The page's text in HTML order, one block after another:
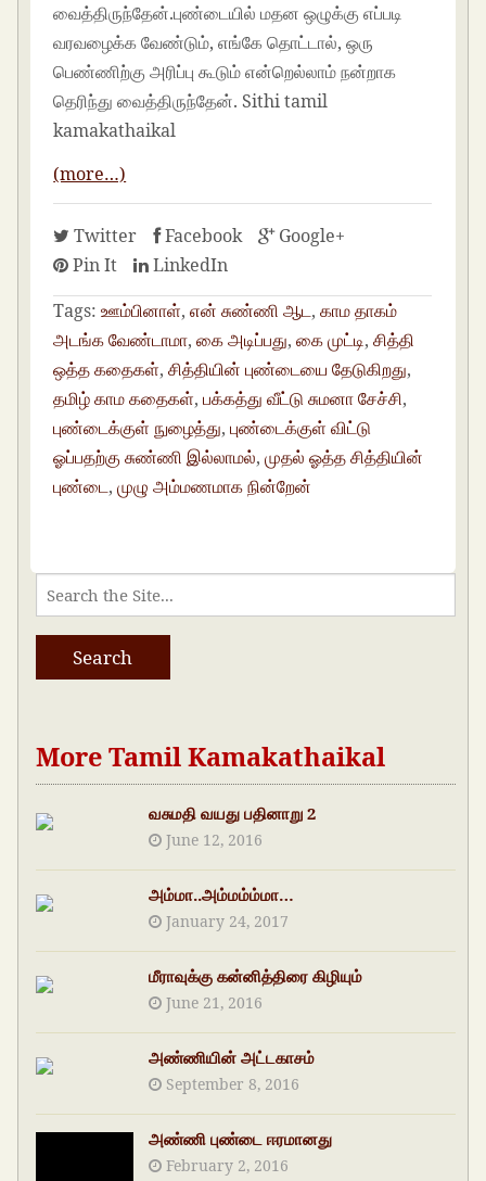
வைத்திருந்தேன்.புண்டையில் மதன ஒழுக்கு எப்படி
வரவழைக்க வேண்டும், எங்கே தொட்டால், ஒரு
பெண்ணிற்கு அரிப்பு கூடும் என்றெல்லாம் நன்றாக
தெரிந்து வைத்திருந்தேன். Sithi tamil
kamakathaikal
(more…)
Twitter Facebook
Google+
Pin It
LinkedIn
Tags: ஊம்பினாள்,என் சுண்ணி ஆட,காம தாகம்
அடங்க வேண்டாமா,கை அடிப்பது,கை முட்டி,சித்தி
ஒத்த கதைகள்,சித்தியின் புண்டையை தேடுகிறது,
தமிழ் காம கதைகள்,பக்கத்து வீட்டு சுமனா சேச்சி,
புண்டைக்குள் நுழைத்து,புண்டைக்குள் விட்டு
ஓப்பதற்கு சுண்ணி இல்லாமல்,முதல் ஓத்த சித்தியின்
புண்டை,முழு அம்மணமாக நின்றேன்
More Tamil Kamakathaikal
வசுமதி வயது பதினாறு 2
June 12, 2016
அம்மா..அம்மம்ம்மா…
January 24, 2017
மீராவுக்கு கன்னித்திரை கிழியும்
June 21, 2016
அண்ணியின் அட்டகாசம்
September 8, 2016
அண்ணி புண்டை ஈரமானது
February 2, 2016